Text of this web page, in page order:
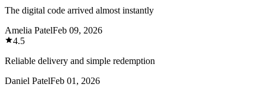
The digital code arrived almost instantly
Amelia PatelFeb 09, 2026
4.5
Reliable delivery and simple redemption
Daniel PatelFeb 01, 2026